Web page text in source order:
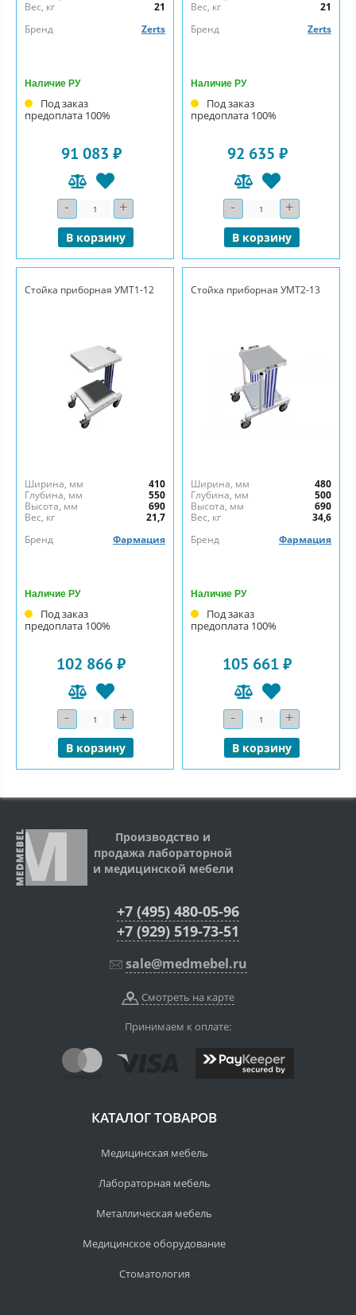
Вес, кг
21
Бренд
Zerts
Наличие РУ
Под заказ
предоплата 100%
91 083 ₽
- Количество+
В корзину
Вес, кг
21
Бренд
Zerts
Наличие РУ
Под заказ
предоплата 100%
92 635 ₽
- Количество+
В корзину
Стойка приборная УМТ1-12
Ширина, мм
410
Глубина, мм
550
Высота, мм
690
Вес, кг
21,7
Бренд
Фармация
Наличие РУ
Под заказ
предоплата 100%
102 866 ₽
- Количество+
В корзину
Стойка приборная УМТ2-13
Ширина, мм
480
Глубина, мм
500
Высота, мм
690
Вес, кг
34,6
Бренд
Фармация
Наличие РУ
Под заказ
предоплата 100%
105 661 ₽
- Количество+
В корзину
Производство и
продажа лабораторной
и медицинской мебели
+7 (495) 480-05-96
+7 (929) 519-73-51
sale@medmebel.ru
Смотреть на карте
Принимаем к оплате:
КАТАЛОГ ТОВАРОВ
Медицинская мебель
Лабораторная мебель
Металлическая мебель
Медицинское оборудование
Стоматология